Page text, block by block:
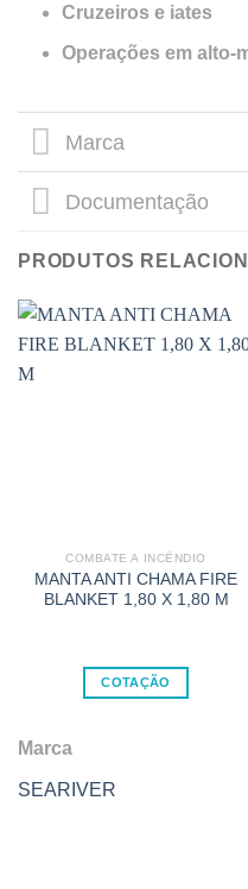
Cruzeiros e iates
Operações em alto-
Marca
Documentação
PRODUTOS
COMBATE A INCÊNDIO
MANTA ANTI CHAMA FIRE
BLANKET 1,80 X 1,80 M
COTAÇÃO
Marca
SEARIVER